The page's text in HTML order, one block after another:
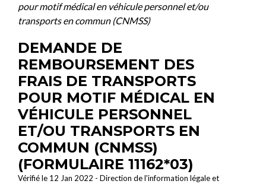
pour motif médical en véhicule personnel et/ou
transports en commun (CNMSS)
DEMANDE DE
REMBOURSEMENT DES
FRAIS DE TRANSPORTS
POUR MOTIF MÉDICAL EN
VÉHICULE PERSONNEL
ET/OU TRANSPORTS EN
COMMUN (CNMSS)
(FORMULAIRE 11162*03)
Vérifié le 12 Jan 2022 - Direction de l'information légale et